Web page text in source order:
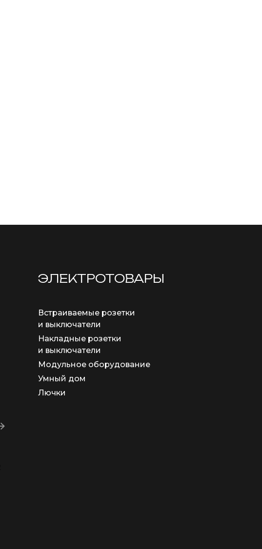
ЭЛЕКТРОТОВАРЫ
Встраиваемые розетки
и выключатели
Накладные розетки
и выключатели
Модульное оборудование
Умный дом
Лючки